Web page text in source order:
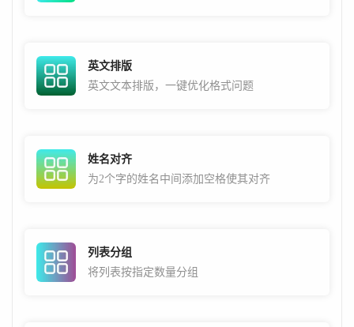
英文排版
英文文本排版，一键优化格式问题
姓名对齐
为2个字的姓名中间添加空格使其对齐
列表分组
将列表按指定数量分组